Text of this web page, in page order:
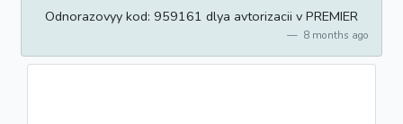
Odnorazovyy kod: 959161 dlya avtorizacii v PREMIER
8 months ago